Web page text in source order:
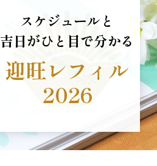
スケジュールと
吉日がひと目で分かる
迎旺レフィル
2026